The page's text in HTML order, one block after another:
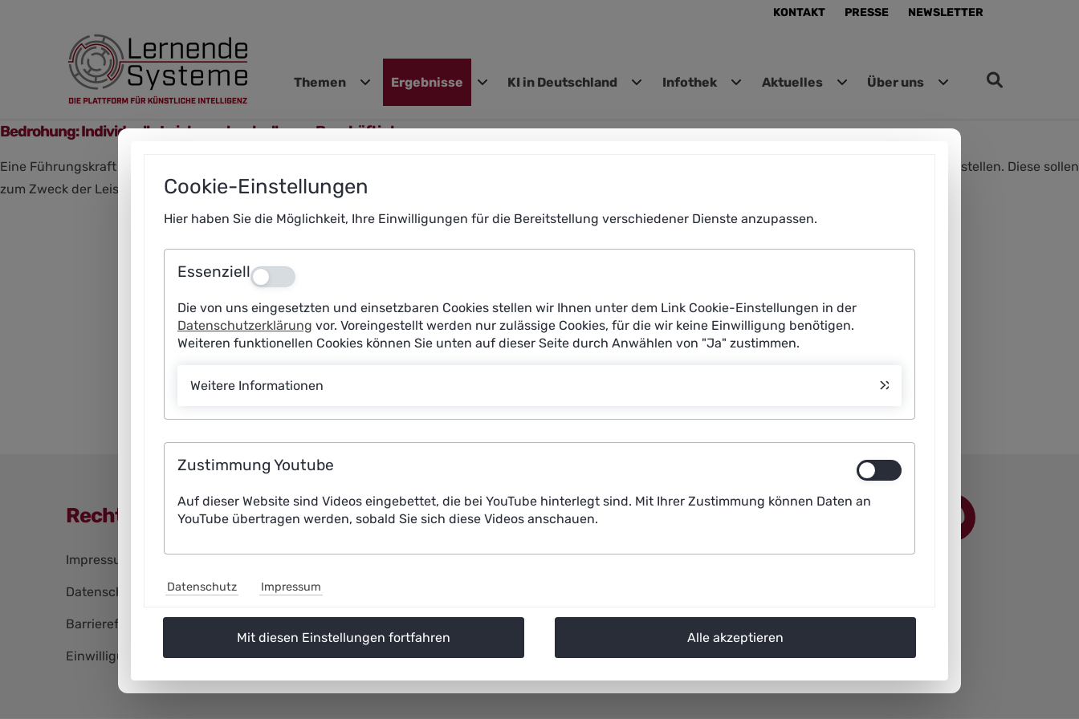
Hauptinhalt
KONTAKT PRESSE NEWSLETTER
Navigation
Themen Ergebnisse KI in Deutschland Infothek Aktuelles Über uns
Bedrohung: Individuelle Leistungskontrolle von Beschäftigten
Eine Führungskraft des Unternehmens will die im Betrieb eingesetzten KI-Systeme nutzen, um aus den Daten der Beschäftigten individuelle Nutzerprofile zu erstellen. Diese sollen
zum Zweck der Leistungskontrolle ausgewertet werden.
Rechtliche Angaben
überspringen
Impressum
Datenschutz
Barrierefreiheitserklärung
Einwilligungen bearbeiten
Cookie-Einstellungen
Hier haben Sie die Möglichkeit, Ihre Einwilligungen für die Bereitstellung verschiedener Dienste anzupassen.
Essenziell Aus
Die von uns eingesetzten und einsetzbaren Cookies stellen wir Ihnen unter dem Link Cookie-Einstellungen in der
Datenschutzerklärung vor. Voreingestellt werden nur zulässige Cookies, für die wir keine Einwilligung benötigen.
Weiteren funktionellen Cookies können Sie unten auf dieser Seite durch Anwählen von "Ja" zustimmen.
Weitere Informationen
Zustimmung Youtube
Auf dieser Website sind Videos eingebettet, die bei YouTube hinterlegt sind. Mit Ihrer Zustimmung können Daten an
YouTube übertragen werden, sobald Sie sich diese Videos anschauen.
Datenschutz Impressum
Mit diesen Einstellungen fortfahren Alle akzeptieren